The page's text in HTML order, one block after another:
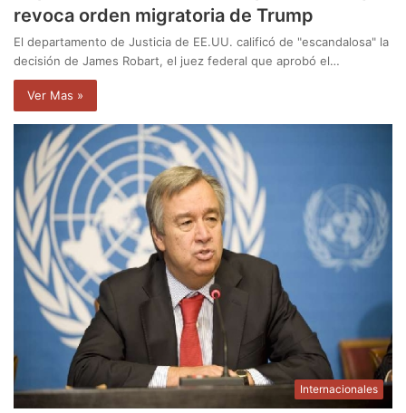
revoca orden migratoria de Trump
El departamento de Justicia de EE.UU. calificó de "escandalosa" la
decisión de James Robart, el juez federal que aprobó el…
Ver Mas »
Internacionales